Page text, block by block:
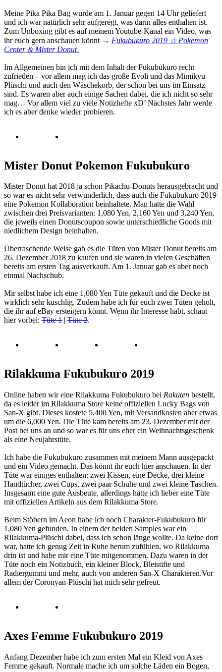
Meine Pika Pika Bag wurde am 1. Januar gegen 14 Uhr geliefert
und ich war natürlich sehr aufgeregt, was darin alles enthalten ist.
Zum Unboxing gibt es auf meinem Youtube-Kanal ein Video, was
ihr euch gern anschauen könnt → Fukubukuro 2019 ☆ Pokemon
Center & Mister Donut
Im Allgemeinen bin ich mit dem Inhalt der Fukubukuro recht
zufrieden – vor allem mag ich das große Evoli und das Mimikyu
Plüschi und auch den Wäschekorb, der schon bei uns im Einsatz
sind. Es waren aber auch einige Sachen dabei, die ich nicht so sehr
mag… Vor allem viel zu viele Notizhefte xD’ Nächstes Jahr werde
ich es aber denke wieder probieren.
Mister Donut Pokemon Fukubukuro
Mister Donut hat 2018 ja schon Pikachu-Donuts herausgebracht und
so war es nicht sehr verwunderlich, dass auch die Fukubukuro 2019
eine Pokemon Kollaboration beinhaltete. Man hatte die Wahl
zwischen drei Preisvarianten: 1,080 Yen, 2,160 Yen und 3,240 Yen,
die jeweils einen Donutscoupon sowie unterschiedliche Goods mit
niedlichem Design beinhalten.
Überraschende Weise gab es die Tüten von Mister Donut bereits am
26. Dezember 2018 zu kaufen und sie waren in vielen Geschäften
bereits am ersten Tag ausverkauft. Am 1. Januar gab es aber noch
einmal Nachschub.
Mir selbst habe ich eine 1,080 Yen Tüte gekauft und die Decke ist
wirklich sehr kuschlig. Zudem habe ich für euch zwei Tüten geholt,
die ihr auf eBay ersteigern könnt. Wenn ihr Interesse habt, schaut
hier vorbei: Tüte 1 | Tüte 2.
Rilakkuma Fukubukuro 2019
Online haben wir eine Rilakkuma Fukubukuro bei Rakuten bestellt,
da es leider im Rilakkuma Store keine offiziellen Lucky Bags von
San-X gibt. Dieses kostete 5,400 Yen, mit Versandkosten aber etwas
um die 6,000 Yen. Die Tüte kam bereits am 23. Dezember mit der
Post bei uns an und so war es für uns eher ein Weihnachtsgeschenk
als eine Neujahrstüte.
Ich habe die Fukubukuro zusammen mit meinem Mann ausgepackt
und ein Video gemacht. Das könnt ihr euch hier anschauen. In der
Tüte war einiges enthalten: zwei Kissen, eine Decke, drei kleine
Handtücher, zwei Cups, zwei paar Schuhe und zwei kleine Taschen.
Insgesamt eine gute Ausbeute, allerdings hätte ich lieber eine Tüte
mit offiziellen Artikeln aus dem Rilakkuma Store.
Beim Stöbern im Aeon habe ich noch Charakter-Fukubukuro für
1,080 Yen gefunden. In einem der beiden Samples war ein
Rilakkuma-Plüschi dabei, dass ich schon länge wollte. Da keine dort
war, hatte ich genug Zeit in Ruhe herum zufühlen, wo Rilakkuma
drin ist und habe mir eine Tüte mitgenommen. Dazu waren in der
Tüte noch ein Notizbuch, ein kleiner Block, Bleistifte und
Radiergummi und mehr, auch von anderen San-X Charakteren.Vor
allem der Coronyan-Plüschi hat mich sehr gefreut.
Axes Femme Fukubukuro 2019
Anfang Dezember habe ich zum ersten Mal ein Kleid von Axes
Femme gekauft. Normale mache ich um solche Läden ein Bogen,